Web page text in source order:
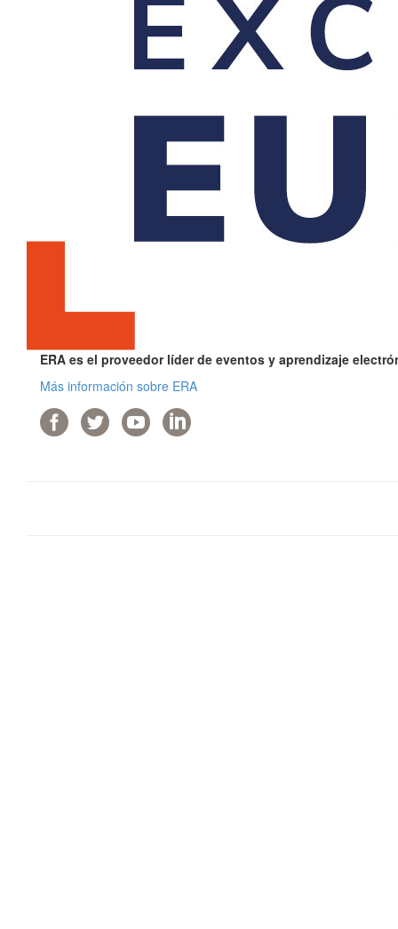
ERA es el proveedor líder de eventos y aprendizaje
Más información sobre ERA